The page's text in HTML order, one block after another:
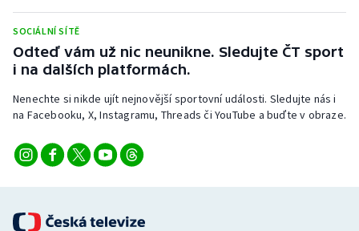
Short track
Sportovní střelba
Veslování
SOCIÁLNÍ SÍTĚ
Odteď vám už nic neunikne. Sledujte ČT sport
i na dalších platformách.
Nenechte si nikde ujít nejnovější sportovní události. Sledujte nás i
na Facebooku, X, Instagramu, Threads či YouTube a buďte v obraze.